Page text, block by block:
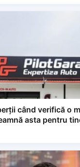
când verifică o
asta pentru